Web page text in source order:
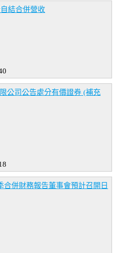
結合併營收
公司公告處分有價證券 (補充
合併財務報告董事會預計召開日